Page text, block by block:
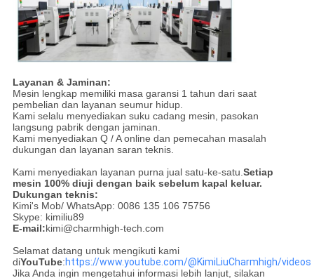
Layanan & Jaminan:
Mesin lengkap memiliki masa garansi 1 tahun dari saat
pembelian dan layanan seumur hidup.
Kami selalu menyediakan suku cadang mesin, pasokan
langsung pabrik dengan jaminan.
Kami menyediakan Q / A online dan pemecahan masalah
dukungan dan layanan saran teknis.
Kami menyediakan layanan purna jual satu-ke-satu.Setiap
mesin 100% diuji dengan baik sebelum kapal keluar.
Dukungan teknis:
Kimi's Mob/ WhatsApp: 0086 135 106 75756
Skype: kimiliu89
E-mail:kimi@charmhigh-tech.com
Selamat datang untuk mengikuti kami
diYouTube:https://www.youtube.com/@KimiLiuCharmhigh/videos
Jika Anda ingin mengetahui informasi lebih lanjut, silakan